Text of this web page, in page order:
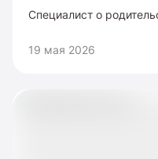
Специалист о
19 мая 2026